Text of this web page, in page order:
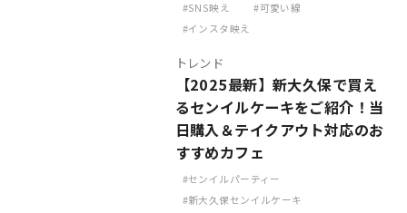
SNS映え
可愛い線
インスタ映え
トレンド
【2025最新】新大久保で買え
るセンイルケーキをご紹介！当
日購入＆テイクアウト対応のお
すすめカフェ
センイルパーティー
新大久保センイルケーキ